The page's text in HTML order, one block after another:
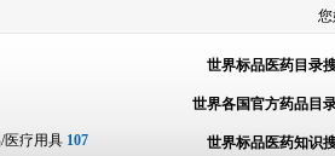
您
医疗用具 107
世界标品医药目录
世界各国官方药品目
世界标品医药知识